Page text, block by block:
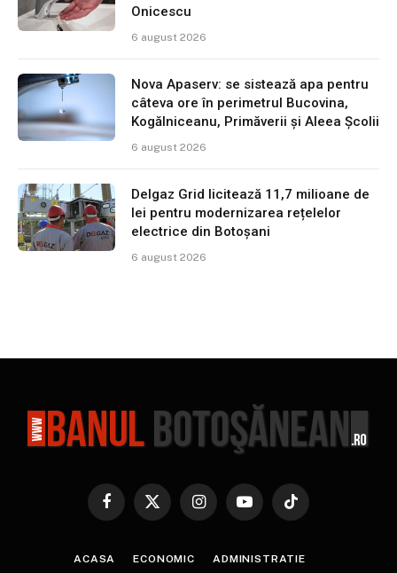
Onicescu
6 august 2026
Nova Apaserv: se sistează apa pentru
câteva ore în perimetrul Bucovina,
Kogălniceanu, Primăverii și Aleea Școlii
6 august 2026
Delgaz Grid licitează 11,7 milioane de
lei pentru modernizarea rețelelor
electrice din Botoșani
6 august 2026
Facebook
X
InstagramYouTubeTikTok
ACASA ECONOMIC ADMINISTRATIE